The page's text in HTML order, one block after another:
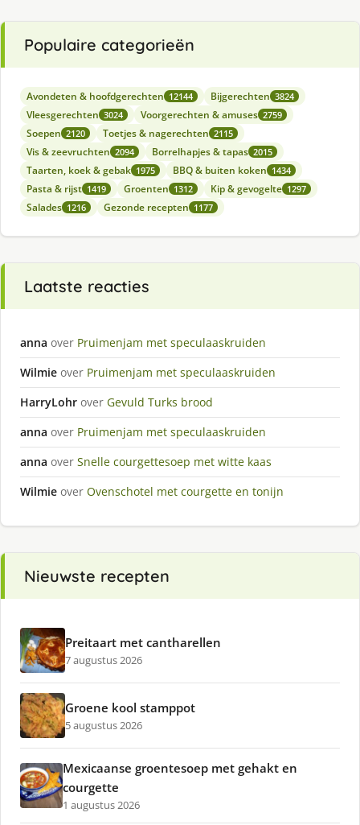
Populaire categorieën
Avondeten & hoofdgerechten 12144 Bijgerechten 3824
Vleesgerechten 3024 Voorgerechten & amuses 2759
Soepen 2120 Toetjes & nagerechten 2115
Vis & zeevruchten 2094 Borrelhapjes & tapas 2015
Taarten, koek & gebak 1975 BBQ & buiten koken 1434
Pasta & rijst 1419 Groenten 1312 Kip & gevogelte 1297
Salades 1216 Gezonde recepten 1177
Laatste reacties
anna over Pruimenjam met speculaaskruiden
Wilmie over Pruimenjam met speculaaskruiden
HarryLohr over Gevuld Turks brood
anna over Pruimenjam met speculaaskruiden
anna over Snelle courgettesoep met witte kaas
Wilmie over Ovenschotel met courgette en tonijn
Nieuwste recepten
Preitaart met cantharellen
7 augustus 2026
Groene kool stamppot
5 augustus 2026
Mexicaanse groentesoep met gehakt en
courgette
1 augustus 2026